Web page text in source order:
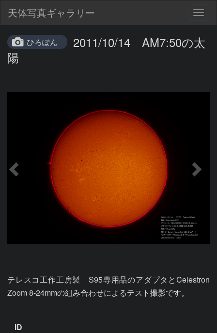
天体写真ギャラリー
ひろぽん
2011/10/14 AM7:50の太
陽
テレスコ工作工房製　S95専用品のアダプタとCelestron
Zoom 8-24mmの組み合わせによるテスト撮影です。
ID